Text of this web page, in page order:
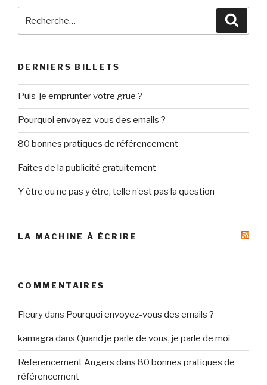
pour
DERNIERS BILLETS
Puis-je emprunter votre grue ?
Pourquoi envoyez-vous des emails ?
80 bonnes pratiques de référencement
Faites de la publicité gratuitement
Y être ou ne pas y être, telle n’est pas la question
LA MACHINE À ÉCRIRE
COMMENTAIRES
Fleurydans Pourquoi envoyez-vous des emails ?
kamagra dans Quand je parle de vous, je parle de moi
Referencement Angers dans 80 bonnes pratiques de
référencement